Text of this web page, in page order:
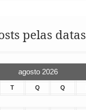
pelas datas
agosto 2026
T Q Q